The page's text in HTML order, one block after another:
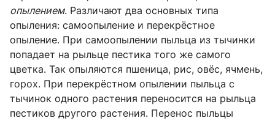
опылением. Различают два основных типа
опыления: самоопыление и перекрёстное
опыление. При самоопылении пыльца из тычинки
попадает на рыльце пестика того же самого
цветка. Так опыляются пшеница, рис, овёс, ячмень,
горох. При перекрёстном опылении пыльца с
тычинок одного растения переносится на рыльца
пестиков другого растения. Перенос пыльцы